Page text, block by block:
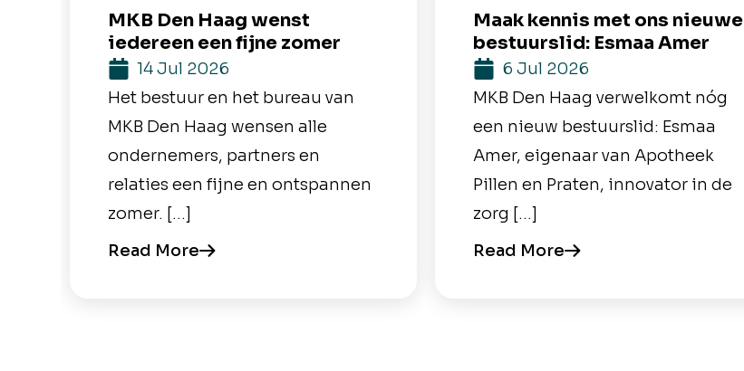
MKB Den Haag wenst
iedereen een fijne zomer
14 Jul 2026
Het bestuur en het bureau van
MKB Den Haag wensen alle
ondernemers, partners en
relaties een fijne en ontspannen
zomer. […]
Read More
Maak kennis met ons nieuwe
bestuurslid: Esmaa Amer
6 Jul 2026
MKB Den Haag verwelkomt nóg
een nieuw bestuurslid: Esmaa
Amer, eigenaar van Apotheek
Pillen en Praten, innovator in de
zorg […]
Read More